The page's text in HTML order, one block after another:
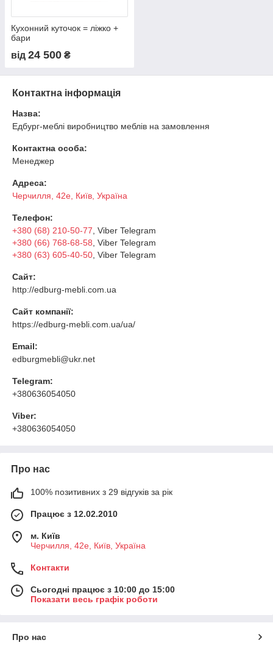
Кухонний куточок = ліжко +
бари
від 24 500 ₴
Контактна інформація
Назва:
Едбург-меблі виробництво меблів на замовлення
Контактна особа:
Менеджер
Адреса:
Черчилля, 42е, Київ, Україна
Телефон:
+380 (68) 210-50-77, Viber Telegram
+380 (66) 768-68-58, Viber Telegram
+380 (63) 605-40-50, Viber Telegram
Сайт:
http://edburg-mebli.com.ua
Сайт компанії:
https://edburg-mebli.com.ua/ua/
Email:
edburgmebli@ukr.net
Telegram:
+380636054050
Viber:
+380636054050
Про нас
100% позитивних з 29 відгуків за рік
Працює з 12.02.2010
м. Київ
Черчилля, 42е, Київ, Україна
Контакти
Сьогодні працює з 10:00 до 15:00
Показати весь графік роботи
Про нас